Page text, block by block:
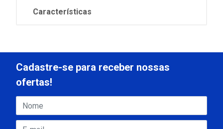
Características
Cadastre-se para receber nossas
ofertas!